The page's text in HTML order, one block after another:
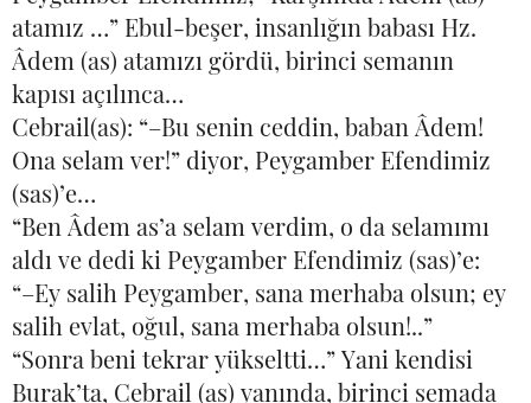
atamız …” Ebul-beşer, insanlığın babası Hz.
Âdem (as) atamızı gördü, birinci semanın
kapısı açılınca…
Cebrail(as): “–Bu senin ceddin, baban Âdem!
Ona selam ver!” diyor, Peygamber Efendimiz
(sas)’e…
“Ben Âdem as’a selam verdim, o da selamımı
aldı ve dedi ki Peygamber Efendimiz (sas)’e:
“–Ey salih Peygamber, sana merhaba olsun; ey
salih evlat, oğul, sana merhaba olsun!..”
“Sonra beni tekrar yükseltti…” Yani kendisi
Burak’ta, Cebrail (as) yanında, birinci semada